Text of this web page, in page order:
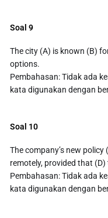
Soal 9
The city (A) is known (B)
options.
Pembahasan: Tidak ada
kata digunakan dengan
Soal 10
The company’s new
remotely, provided that
Pembahasan: Tidak ada
kata digunakan dengan